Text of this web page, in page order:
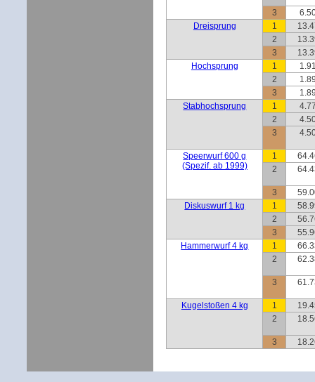
3
Dreisprung
1
2
3
Hochsprung
1
2
3
Stabhochsprung
1
2
3
Speerwurf 600 g
(Spezif. ab 1999)
1
2
3
Diskuswurf 1 kg
1
2
3
Hammerwurf 4 kg
1
2
3
Kugelstoßen 4 kg 1
2
3